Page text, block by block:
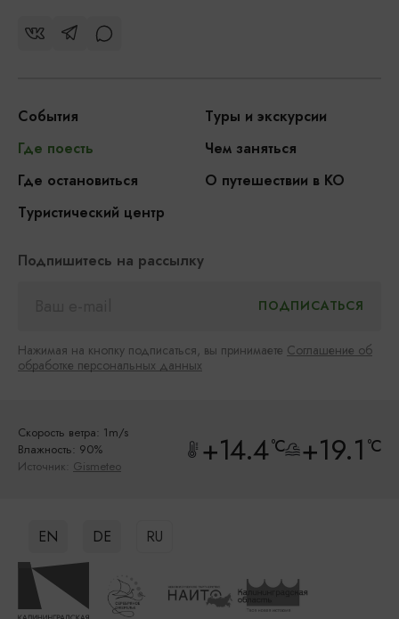
События
Туры и экскурсии
Где поесть
Чем заняться
Где остановиться
О путешествии в КО
Туристический центр
Подпишитесь на рассылку
Нажимая на кнопку подписаться, вы принимаете Соглашение об
обработке персональных данных
Скорость ветра: 1m/s
Влажность: 90%
Источник: Gismeteo +14.4°C +19.1 °C
EN DE RU